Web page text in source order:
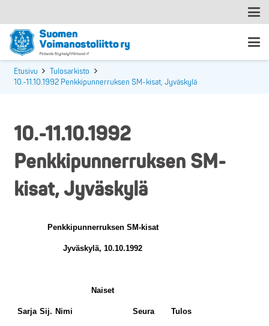
Etusivu
Tulosarkisto
10.-11.10.1992 Penkkipunnerruksen SM-kisat, Jyväskylä
10.-11.10.1992
Penkkipunnerruksen SM-
kisat, Jyväskylä
Penkkipunnerruksen SM-kisat
Jyväskylä, 10.10.1992
Naiset
Sarja Sij. Nimi Seura Tulos